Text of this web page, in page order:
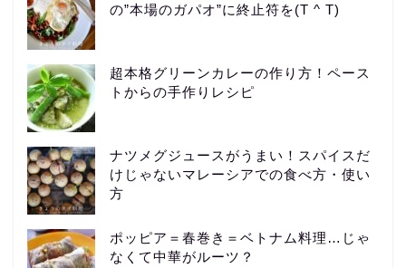
の”本場のガパオ”に終止符を(T ^ T)
超本格グリーンカレーの作り方！ペース
トからの手作りレシピ
ナツメグジュースがうまい！スパイスだ
けじゃないマレーシアでの食べ方・使い
方
ポッピア＝春巻き＝ベトナム料理…じゃ
なくて中華がルーツ？